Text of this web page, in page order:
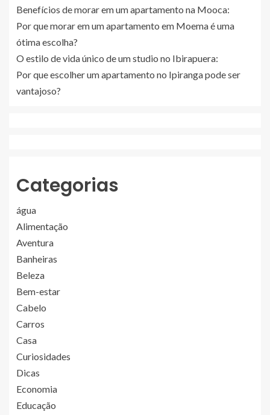
Benefícios de morar em um apartamento na Mooca:
Por que morar em um apartamento em Moema é uma
ótima escolha?
O estilo de vida único de um studio no Ibirapuera:
Por que escolher um apartamento no Ipiranga pode ser
vantajoso?
Categorias
água
Alimentação
Aventura
Banheiras
Beleza
Bem-estar
Cabelo
Carros
Casa
Curiosidades
Dicas
Economia
Educação